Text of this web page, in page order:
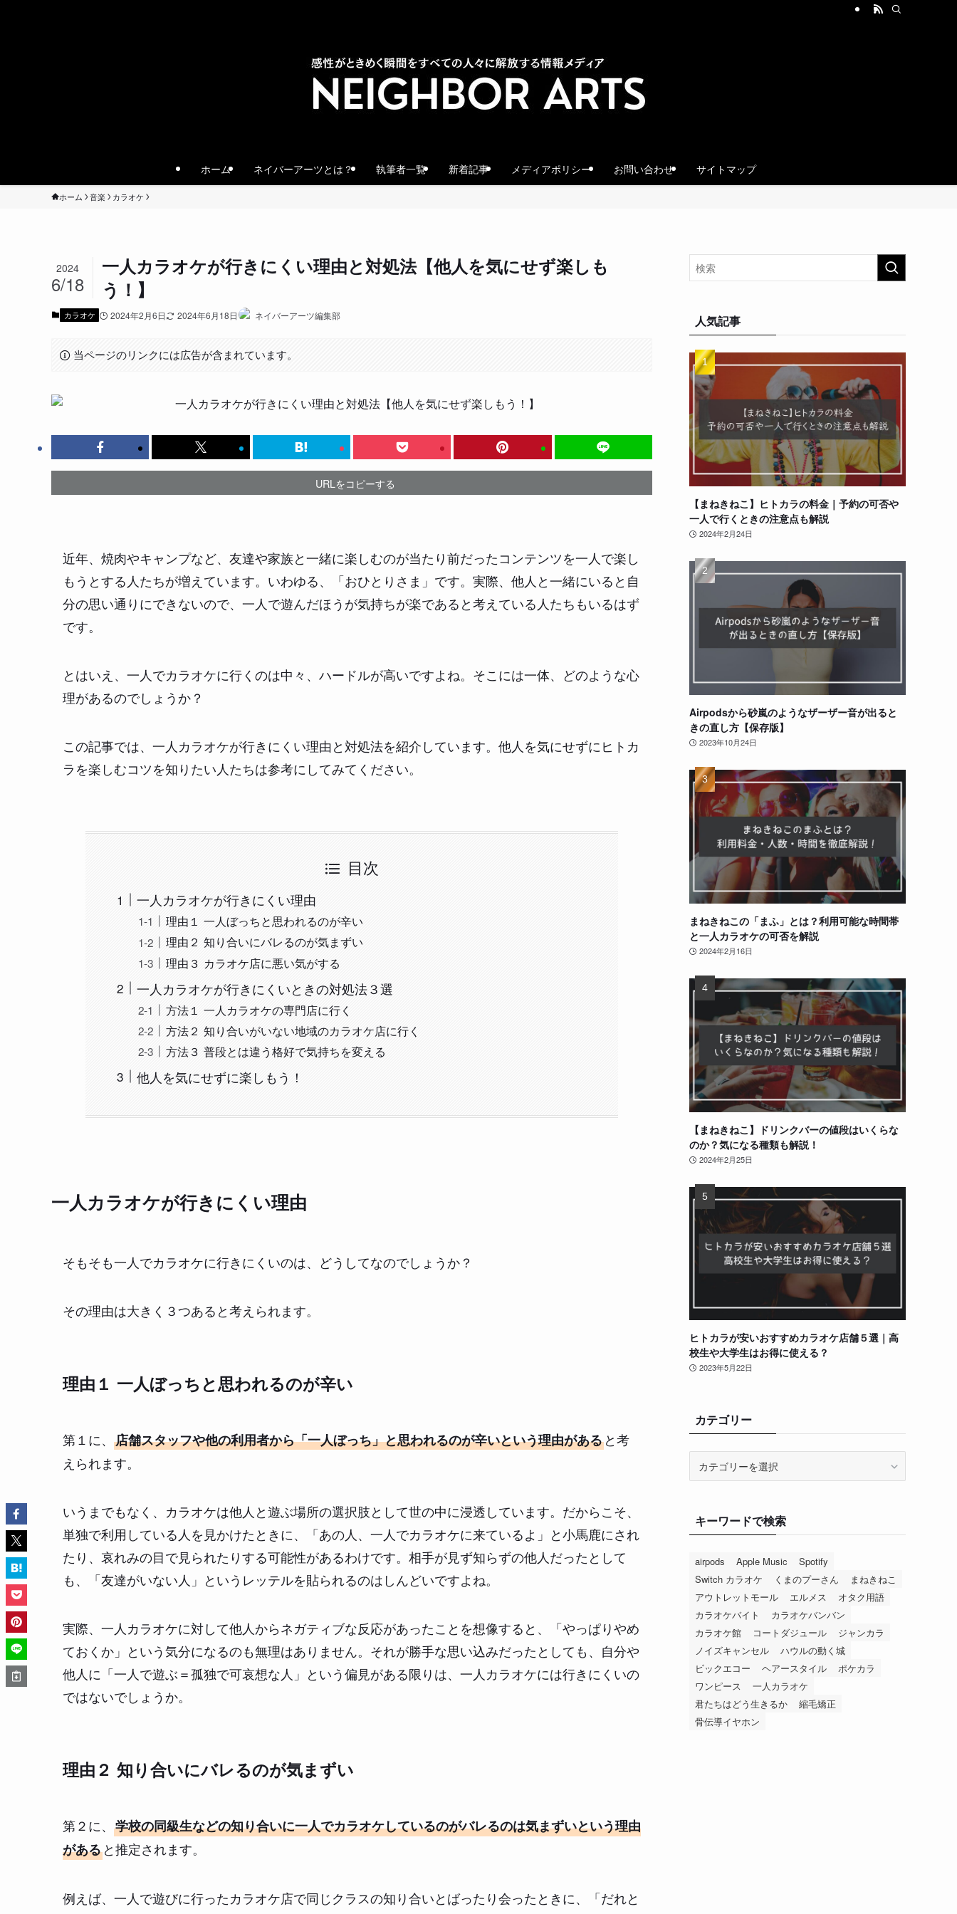
ホーム ネイバーアーツとは？ 執筆者一覧 新着記事 メディアポリシー お問い合わせ サイトマップ
ホーム 音楽 カラオケ
一人カラオケが行きにくい理由と対処法【他人を気にせず楽しも
う！】
2024
6/18
カラオケ 2024年2月6日 2024年6月18日 ネイバーアーツ編集部
当ページのリンクには広告が含まれています。
URLをコピーする
近年、焼肉やキャンプなど、友達や家族と一緒に楽しむのが当たり前だったコンテンツを一人で楽し
もうとする人たちが増えています。いわゆる、「おひとりさま」です。実際、他人と一緒にいると自
分の思い通りにできないので、一人で遊んだほうが気持ちが楽であると考えている人たちもいるはず
です。
とはいえ、一人でカラオケに行くのは中々、ハードルが高いですよね。そこには一体、どのような心
理があるのでしょうか？
この記事では、一人カラオケが行きにくい理由と対処法を紹介しています。他人を気にせずにヒトカ
ラを楽しむコツを知りたい人たちは参考にしてみてください。
目次
一人カラオケが行きにくい理由
理由１ 一人ぼっちと思われるのが辛い
理由２ 知り合いにバレるのが気まずい
理由３ カラオケ店に悪い気がする
一人カラオケが行きにくいときの対処法３選
方法１ 一人カラオケの専門店に行く
方法２ 知り合いがいない地域のカラオケ店に行く
方法３ 普段とは違う格好で気持ちを変える
他人を気にせずに楽しもう！
一人カラオケが行きにくい理由
そもそも一人でカラオケに行きにくいのは、どうしてなのでしょうか？
その理由は大きく３つあると考えられます。
理由１ 一人ぼっちと思われるのが辛い
第１に、 店舗スタッフや他の利用者から「一人ぼっち」と思われるのが辛いという理由があると考
えられます。
いうまでもなく、カラオケは他人と遊ぶ場所の選択肢として世の中に浸透しています。だからこそ、
単独で利用している人を見かけたときに、「あの人、一人でカラオケに来ているよ」と小馬鹿にされ
たり、哀れみの目で見られたりする可能性があるわけです。相手が見ず知らずの他人だったとして
も、「友達がいない人」というレッテルを貼られるのはしんどいですよね。
実際、一人カラオケに対して他人からネガティブな反応があったことを想像すると、「やっぱりやめ
ておくか」という気分になるのも無理はありません。それが勝手な思い込みだったとしても、自分や
他人に「一人で遊ぶ＝孤独で可哀想な人」という偏見がある限りは、一人カラオケには行きにくいの
ではないでしょうか。
理由２ 知り合いにバレるのが気まずい
第２に、 学校の同級生などの知り合いに一人でカラオケしているのがバレるのは気まずいという理由
があると推定されます。
例えば、一人で遊びに行ったカラオケ店で同じクラスの知り合いとばったり会ったときに、「だれと
人気記事
【まねきねこ】ヒトカラの料金｜予約の可否や
一人で行くときの注意点も解説
2024年2月24日
Airpodsから砂嵐のようなザーザー音が出ると
きの直し方【保存版】
2023年10月24日
まねきねこの「まふ」とは？利用可能な時間帯
と一人カラオケの可否を解説
2024年2月16日
【まねきねこ】ドリンクバーの値段はいくらな
のか？気になる種類も解説！
2024年2月25日
ヒトカラが安いおすすめカラオケ店舗５選｜高
校生や大学生はお得に使える？
2023年5月22日
カテゴリー
ーキーワードで検索
airpods Apple Music
Spotify
Switch カラオケ
くまのプーさん
まねきねこ
アウトレットモール
エルメス
オタク用語
カラオケバイト
カラオケバンバン
カラオケ館
コートダジュール
ジャンカラ
ノイズキャンセル
ハウルの動く城
ビックエコー
ヘアースタイル
ポケカラ
ワンピース
一人カラオケ
君たちはどう生きるか
縮毛矯正
骨伝導イヤホン